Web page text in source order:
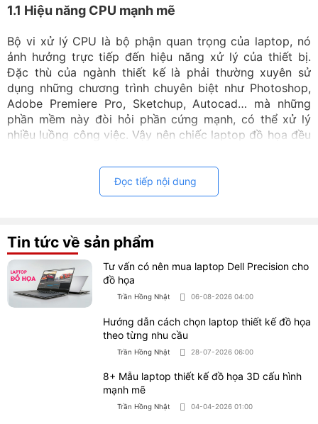
1.1 Hiệu năng CPU mạnh mẽ
Bộ vi xử lý CPU là bộ phận quan trọng của laptop, nó
ảnh hưởng trực tiếp đến hiệu năng xử lý của thiết bị.
Đặc thù của ngành thiết kế là phải thường xuyên sử
dụng những chương trình chuyên biệt như Photoshop,
Adobe Premiere Pro, Sketchup, Autocad… mà những
phần mềm này đòi hỏi phần cứng mạnh, có thể xử lý
nhiều luồng công việc. Vậy nên chiếc laptop đồ họa đều
i7 hoặc Xeon của Intel hay Ryzen 7 của AMD để thiết bị
có thể vận hành mượt hơn trong mọi tác vụ.
Hiệu năng CPU mạnh mẽ
1.2 Dung lượng RAM lớn
Đọc tiếp nội dung
Tin tức về sản phẩm
Tư vấn có nên mua laptop Dell Precision cho
đồ họa
Trần Hồng Nhật 06-08-2026 04:00
Hướng dẫn cách chọn laptop thiết kế đồ họa
theo từng nhu cầu
Trần Hồng Nhật 28-07-2026 06:00
8+ Mẫu laptop thiết kế đồ họa 3D cấu hình
mạnh mẽ
Trần Hồng Nhật 04-04-2026 01:00